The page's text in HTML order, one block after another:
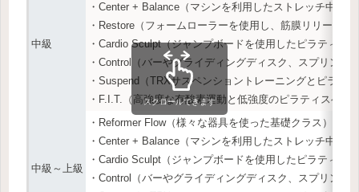
中級
・Center + Balance（マシンを利用したストレッチ中心
・Restore（フォームローラーを使用し、筋膜リリースを
・Cardio Sculpt（ジャンプボードを使用したピラティス
・Control（バーやグライディングディスク、スプリン
・Suspend（TRXサスペンショントレーニングとピラテ
・F.I.T.（高強度な有酸素運動と低強度のピラティスベ
中級～上級
・Reformer Flow（様々な器具を使った基礎クラス）
・Center + Balance（マシンを利用したストレッチ中心
・Cardio Sculpt（ジャンプボードを使用したピラティス
・Control（バーやグライディングディスク、スプリン
スクロールできます